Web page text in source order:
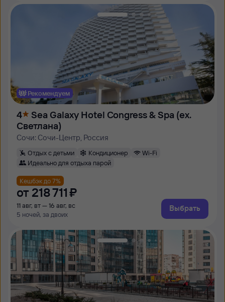
Рекомендуем
4
Sea Galaxy Hotel Congress & Spa (ex.
Светлана)
Сочи: Сочи-Центр, Россия
Отдых с детьми Кондиционер
Wi-Fi
Идеально для отдыха парой
Кешбэк до 7%
от 218 ⁠711 ⁠₽
11 авг, вт — 16 авг, вс
5 ночей, за двоих
Выбрать